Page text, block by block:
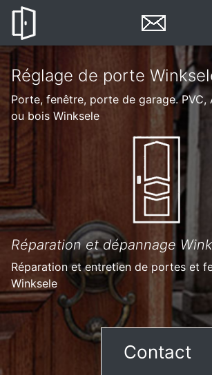
Réglage de porte
Porte, fenêtre, porte de garage. PVC,
ou bois Winksele
Réparation et dépannage
Réparation et entretien de portes et
Winksele
Contact